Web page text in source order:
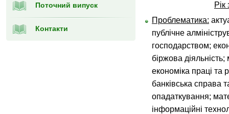
Поточний випуск
Контакти
Проблематика:
публічне
господарством;
біржова
економіка праці та
банківська справа
опадаткування;
інформаційні